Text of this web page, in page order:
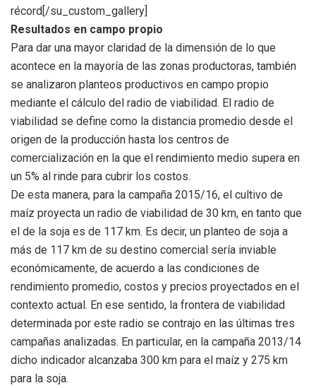
récord[/su_custom_gallery]
Resultados en campo propio
Para dar una mayor claridad de la dimensión de lo que
acontece en la mayoría de las zonas productoras, también
se analizaron planteos productivos en campo propio
mediante el cálculo del radio de viabilidad. El radio de
viabilidad se define como la distancia promedio desde el
origen de la producción hasta los centros de
comercialización en la que el rendimiento medio supera en
un 5% al rinde para cubrir los costos.
De esta manera, para la campaña 2015/16, el cultivo de
maíz proyecta un radio de viabilidad de 30 km, en tanto que
el de la soja es de 117 km. Es decir, un planteo de soja a
más de 117 km de su destino comercial sería inviable
económicamente, de acuerdo a las condiciones de
rendimiento promedio, costos y precios proyectados en el
contexto actual. En ese sentido, la frontera de viabilidad
determinada por este radio se contrajo en las últimas tres
campañas analizadas. En particular, en la campaña 2013/14
dicho indicador alcanzaba 300 km para el maíz y 275 km
para la soja.